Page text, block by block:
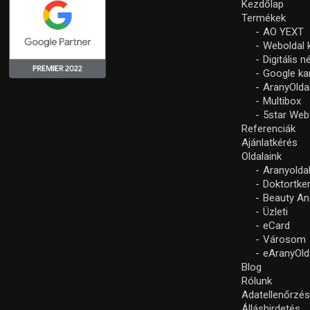
Kezdőlap
Termékek
AO YEXT
Weboldal
Digitális
Google
Multibox
5star
Referenciák
Ajánlatkérés
Oldalaink
Beauty
Üzleti
eCard
Városom
Blog
Rólunk
Adatellenőrzés